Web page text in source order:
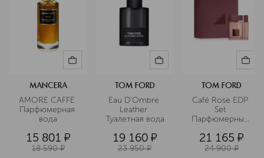
политиков и крупных бизнесменов.
Подробнее
MANCERA
AMORE CAFFE
Парфюмерная
вода
15 801 ¤
18 590 ¤
TOM FORD
Eau D'Ombre
Leather
Туалетная вода
19 160 ¤
23 950 ¤
TOM FORD
Café Rose EDP
Set
Парфюмерный
21 165 ¤
24 900 ¤